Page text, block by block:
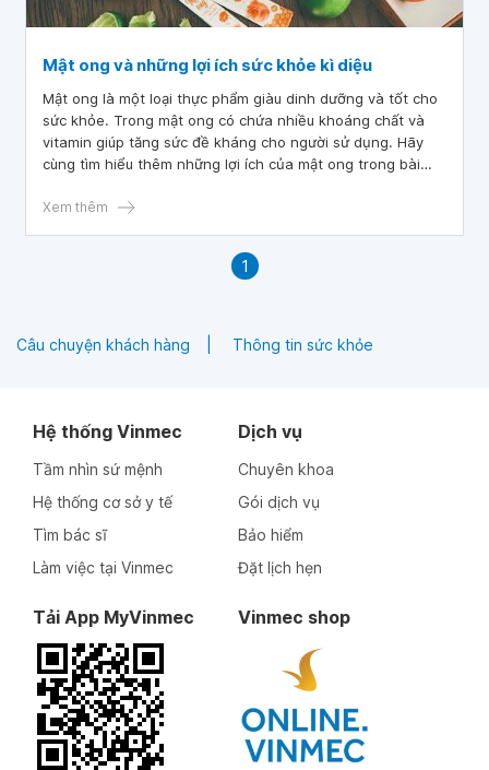
Mật ong và những lợi ích sức khỏe kì diệu
Mật ong là một loại thực phẩm giàu dinh dưỡng và tốt cho
sức khỏe. Trong mật ong có chứa nhiều khoáng chất và
vitamin giúp tăng sức đề kháng cho người sử dụng. Hãy
cùng tìm hiểu thêm những lợi ích của mật ong trong bài
Xem thêm
1
Câu chuyện khách hàng Thông tin sức khỏe
Hệ thống Vinmec
Tầm nhìn sứ mệnh
Hệ thống cơ sở y tế
Tìm bác sĩ
Làm việc tại Vinmec
Dịch vụ
Chuyên khoa
Gói dịch vụ
Bảo hiểm
Đặt lịch hẹn
Tải App MyVinmec Vinmec shop